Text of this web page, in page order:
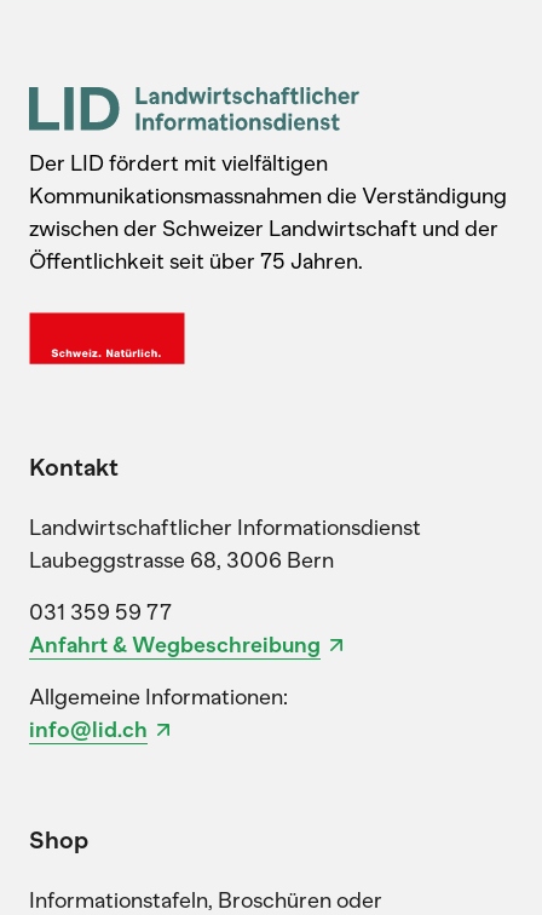
Der LID fördert mit vielfältigen
Kommunikationsmassnahmen die Verständigung
zwischen der Schweizer Landwirtschaft und der
Öffentlichkeit seit über 75 Jahren.
Kontakt
Landwirtschaftlicher Informationsdienst
Laubeggstrasse 68, 3006 Bern
031 359 59 77
Anfahrt & Wegbeschreibung
Allgemeine Informationen:
info@lid.ch
Shop
Informationstafeln, Broschüren oder